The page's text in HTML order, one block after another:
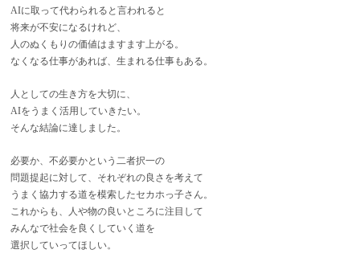
AIに取って代わられると言われると
将来が不安になるけれど、
人のぬくもりの価値はますます上がる。
なくなる仕事があれば、生まれる仕事もある。
人としての生き方を大切に、
AIをうまく活用していきたい。
そんな結論に達しました。
必要か、不必要かという二者択一の
問題提起に対して、それぞれの良さを考えて
うまく協力する道を模索したセカホっ子さん。
これからも、人や物の良いところに注目して
みんなで社会を良くしていく道を
選択していってほしい。